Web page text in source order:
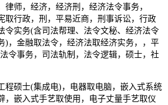
师，经济，经济刑，经济法令事务，
取行政，刑，平易近商，刑事诉讼，行政
令实务(含司法帮理、法令文秘、经济法令
)，金融取法令，经济法取经济实务，，平
令事务，司法轨制，法令逻辑，硕士，社
硕士(集成电)，电器取电脑，嵌入式系统
，嵌入式手艺取使用，电子丈量手艺取仪